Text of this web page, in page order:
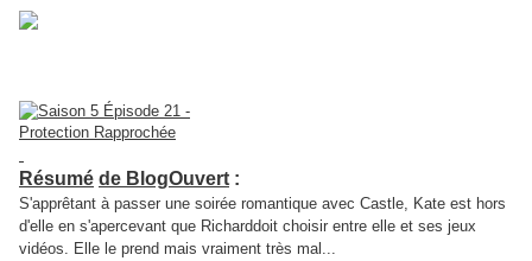
Résumé de BlogOuvert :
S'apprêtant à passer une soirée romantique avec Castle, Kate est hors
d'elle en s'apercevant que Richarddoit choisir entre elle et ses jeux
vidéos. Elle le prend mais vraiment très mal...